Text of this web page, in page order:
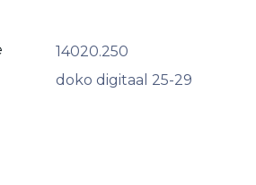
14020.250
doko digitaal 25-29